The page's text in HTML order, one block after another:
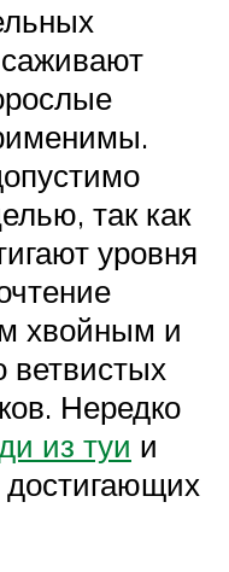
так как
уровня
хвойным и
ветвистых
Нередко
из туи и
достигающих